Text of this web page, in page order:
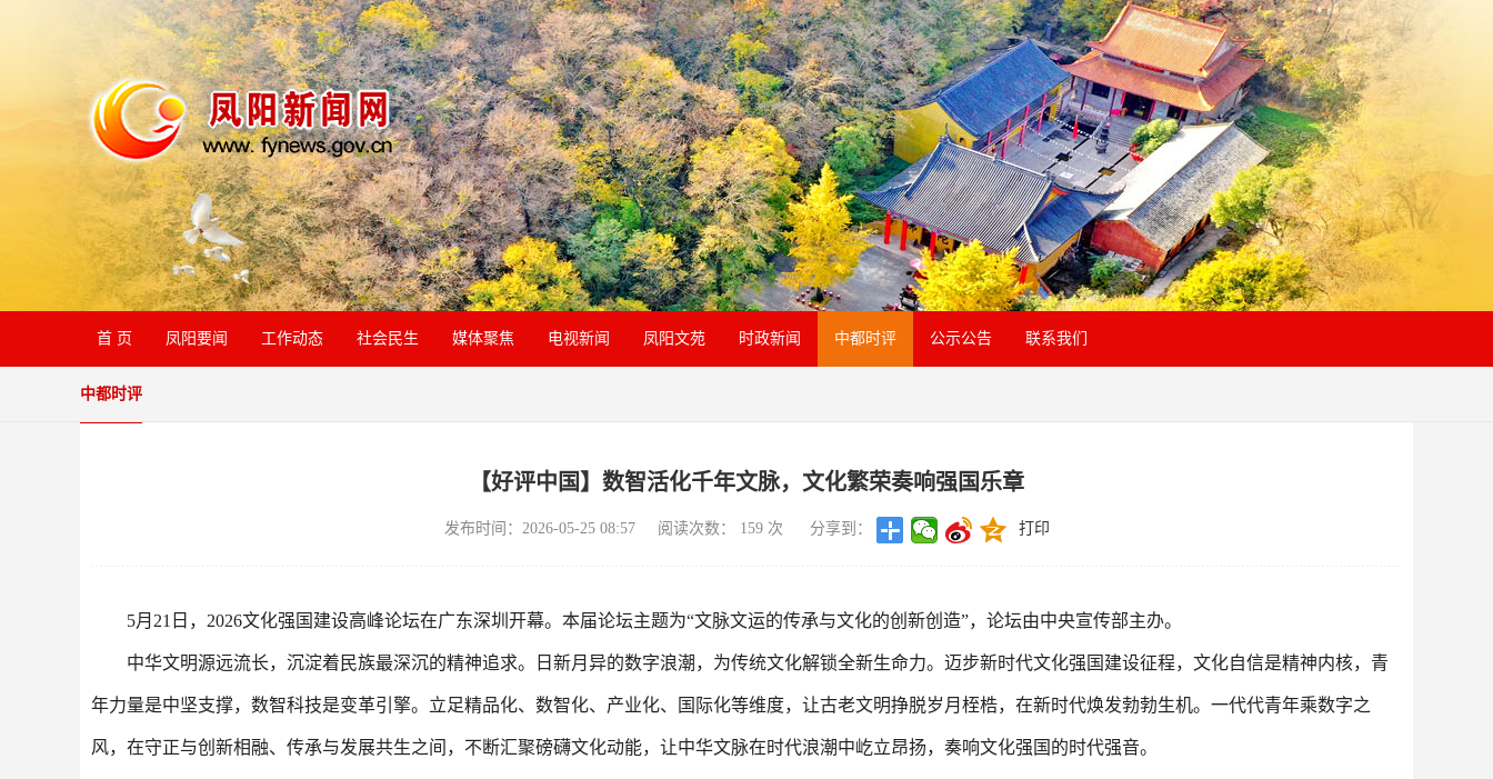
首 页 凤阳要闻 工作动态 社会民生 媒体聚焦 电视新闻 凤阳文苑 时政新闻 中都时评 公示公告 联系我们
中都时评
【好评中国】数智活化千年文脉，文化繁荣奏响强国乐章
发布时间：2026-05-25 08:57 阅读次数： 159次 分享到： 打印
5月21日，2026文化强国建设高峰论坛在广东深圳开幕。本届论坛主题为“文脉文运的传承与文化的创新创造”，论坛由中央宣传部主办。
中华文明源远流长，沉淀着民族最深沉的精神追求。日新月异的数字浪潮，为传统文化解锁全新生命力。迈步新时代文化强国建设征程，文化自信是精神内核，青
年力量是中坚支撑，数智科技是变革引擎。立足精品化、数智化、产业化、国际化等维度，让古老文明挣脱岁月桎梏，在新时代焕发勃勃生机。一代代青年乘数字之
风，在守正与创新相融、传承与发展共生之间，不断汇聚磅礴文化动能，让中华文脉在时代浪潮中屹立昂扬，奏响文化强国的时代强音。